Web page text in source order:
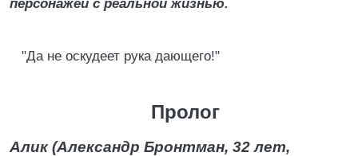
персонажей с реальной жизнью.
"Да не оскудеет рука дающего!"
Пролог
Алик (Александр Бронтман, 32 лет,